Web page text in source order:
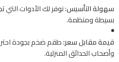
سهولة التأسيس:نوفر لك الأدوات
بسيطة ومنظمة.
قيمة مقابل سعر:طقم ضخم بجودة
وأصحاب الحدائق المنزلية.